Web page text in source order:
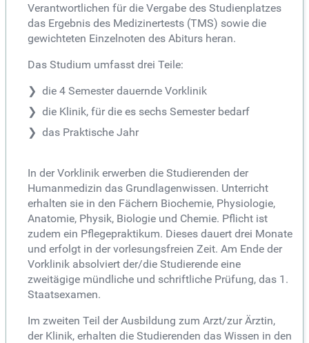
Verantwortlichen für die Vergabe des Studienplatzes
das Ergebnis des Medizinertests (TMS) sowie die
gewichteten Einzelnoten des Abiturs heran.
Das Studium umfasst drei Teile:
die 4 Semester dauernde Vorklinik
die Klinik, für die es sechs Semester bedarf
das Praktische Jahr
In der Vorklinik erwerben die Studierenden der
Humanmedizin das Grundlagenwissen. Unterricht
erhalten sie in den Fächern Biochemie, Physiologie,
Anatomie, Physik, Biologie und Chemie. Pflicht ist
zudem ein Pflegepraktikum. Dieses dauert drei Monate
und erfolgt in der vorlesungsfreien Zeit. Am Ende der
Vorklinik absolviert der/die Studierende eine
zweitägige mündliche und schriftliche Prüfung, das 1.
Staatsexamen.
Im zweiten Teil der Ausbildung zum Arzt/zur Ärztin,
der Klinik, erhalten die Studierenden das Wissen in den